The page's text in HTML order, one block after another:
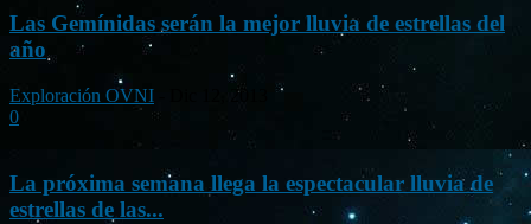
Las Gemínidas serán la mejor lluvia de estrellas del
año
Exploración OVNI
Dic 12, 2013
0
La próxima semana llega la espectacular lluvia de
estrellas de las...